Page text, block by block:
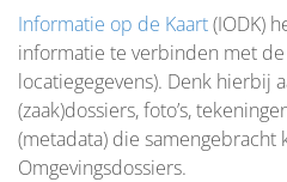
Informatie op de Kaart(IODK)
informatie te verbinden met de
locatiegegevens). Denk hierbij
(zaak)dossiers, foto’s,
(metadata) die samengebracht
Omgevingsdossiers.